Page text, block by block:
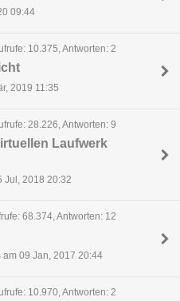
09:44
10.375, Antworten: 2
2019 11:35
28.226, Antworten: 9
Laufwerk
Jul, 2018 20:32
68.374, Antworten: 12
09 Jan, 2017 20:44
10.970, Antworten: 2